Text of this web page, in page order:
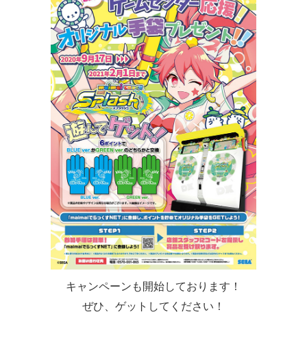
キャンペーンも開始しております！
ぜひ、ゲットしてください！